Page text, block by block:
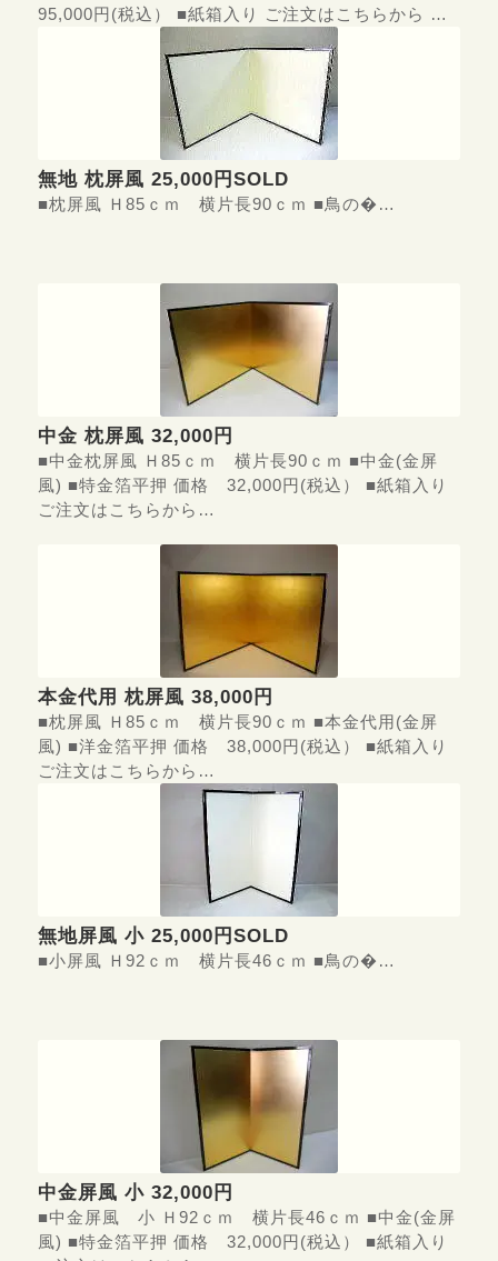
95,000円(税込） ■紙箱入り ご注文はこちらから …
無地 枕屏風 25,000円SOLD
■枕屏風 Ｈ85ｃｍ 横片長90ｃｍ ■鳥の�…
中金 枕屏風 32,000円
■中金枕屏風 Ｈ85ｃｍ 横片長90ｃｍ ■中金(金屏
風) ■特金箔平押 価格 32,000円(税込） ■紙箱入り
ご注文はこちらから…
本金代用 枕屏風 38,000円
■枕屏風 Ｈ85ｃｍ 横片長90ｃｍ ■本金代用(金屏
風) ■洋金箔平押 価格 38,000円(税込） ■紙箱入り
ご注文はこちらから…
無地屏風 小 25,000円SOLD
■小屏風 Ｈ92ｃｍ 横片長46ｃｍ ■鳥の�…
中金屏風 小 32,000円
■中金屏風 小 Ｈ92ｃｍ 横片長46ｃｍ ■中金(金屏
風) ■特金箔平押 価格 32,000円(税込） ■紙箱入り